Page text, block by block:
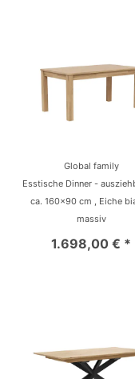
Global family
Esstische Dinner -
ca. 160x90 cm , Eiche
massiv
1.698,00 € *